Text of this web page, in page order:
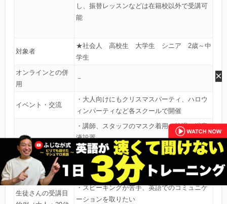
し、振替レッスンなどは在籍校以外で受講可
能
対象者
★社会人 高校生 大学生 シニア 2歳～中
学生
オンラインとの併
用
－
イベント・交流
・大人向けにもクリスマスパーティ、ハロウ
ィンパーティなど各スクールで開催
衛生面の対策・対
応
・講師、スタッフのマスク着用、検温、消毒
液設置
・定期的な拭き清掃実施、空気清浄機の使用
・スクール入口、教室ドア、窓の解放
・生徒間の距離の確保
生徒さんの受講目
・スピーキングが苦手、英語でのコミュニケ
ーションを取りたい
×